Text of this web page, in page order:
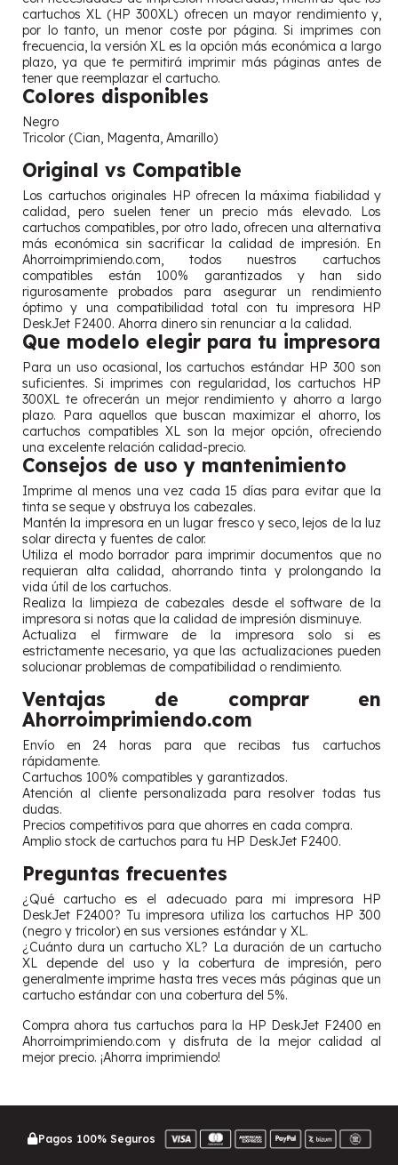
cartuchos XL (HP 300XL) ofrecen un mayor rendimiento y,
por lo tanto, un menor coste por página. Si imprimes con
frecuencia, la versión XL es la opción más económica a largo
plazo, ya que te permitirá imprimir más páginas antes de
tener que reemplazar el cartucho.
Colores disponibles
Negro
Tricolor (Cian, Magenta, Amarillo)
Original vs Compatible
Los cartuchos originales HP ofrecen la máxima fiabilidad y
calidad, pero suelen tener un precio más elevado. Los
cartuchos compatibles, por otro lado, ofrecen una alternativa
más económica sin sacrificar la calidad de impresión. En
Ahorroimprimiendo.com, todos nuestros cartuchos
compatibles están 100% garantizados y han sido
rigurosamente probados para asegurar un rendimiento
óptimo y una compatibilidad total con tu impresora HP
DeskJet F2400. Ahorra dinero sin renunciar a la calidad.
Que modelo elegir para tu impresora
Para un uso ocasional, los cartuchos estándar HP 300 son
suficientes. Si imprimes con regularidad, los cartuchos HP
300XL te ofrecerán un mejor rendimiento y ahorro a largo
plazo. Para aquellos que buscan maximizar el ahorro, los
cartuchos compatibles XL son la mejor opción, ofreciendo
una excelente relación calidad-precio.
Consejos de uso y mantenimiento
Imprime al menos una vez cada 15 días para evitar que la
tinta se seque y obstruya los cabezales.
Mantén la impresora en un lugar fresco y seco, lejos de la luz
solar directa y fuentes de calor.
Utiliza el modo borrador para imprimir documentos que no
requieran alta calidad, ahorrando tinta y prolongando la
vida útil de los cartuchos.
Realiza la limpieza de cabezales desde el software de la
impresora si notas que la calidad de impresión disminuye.
Actualiza el firmware de la impresora solo si es
estrictamente necesario, ya que las actualizaciones pueden
solucionar problemas de compatibilidad o rendimiento.
Ventajas de comprar en
Ahorroimprimiendo.com
Envío en 24 horas para que recibas tus cartuchos
rápidamente.
Cartuchos 100% compatibles y garantizados.
Atención al cliente personalizada para resolver todas tus
dudas.
Precios competitivos para que ahorres en cada compra.
Amplio stock de cartuchos para tu HP DeskJet F2400.
Preguntas frecuentes
¿Qué cartucho es el adecuado para mi impresora HP
DeskJet F2400? Tu impresora utiliza los cartuchos HP 300
(negro y tricolor) en sus versiones estándar y XL.
¿Cuánto dura un cartucho XL? La duración de un cartucho
XL depende del uso y la cobertura de impresión, pero
generalmente imprime hasta tres veces más páginas que un
cartucho estándar con una cobertura del 5%.
Compra ahora tus cartuchos para la HP DeskJet F2400 en
Ahorroimprimiendo.com y disfruta de la mejor calidad al
mejor precio. ¡Ahorra imprimiendo!
Pagos 100% Seguros